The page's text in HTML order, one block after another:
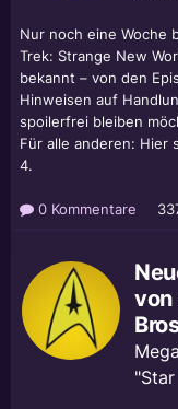
Nur noch eine Woche
Trek: Strange New
bekannt – von den
Hinweisen auf
spoilerfrei bleiben
Für alle anderen: Hier
4.
0 Kommentare
von